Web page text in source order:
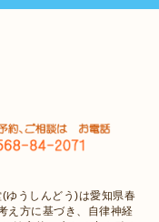
ゆうしんどう)は愛知県春
え方に基づき、自律神経